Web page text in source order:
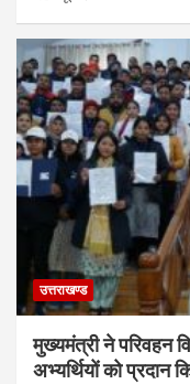
उत्तराखण्ड
मुख्यमंत्री ने परिवहन
अभ्यर्थियों को प्रदान